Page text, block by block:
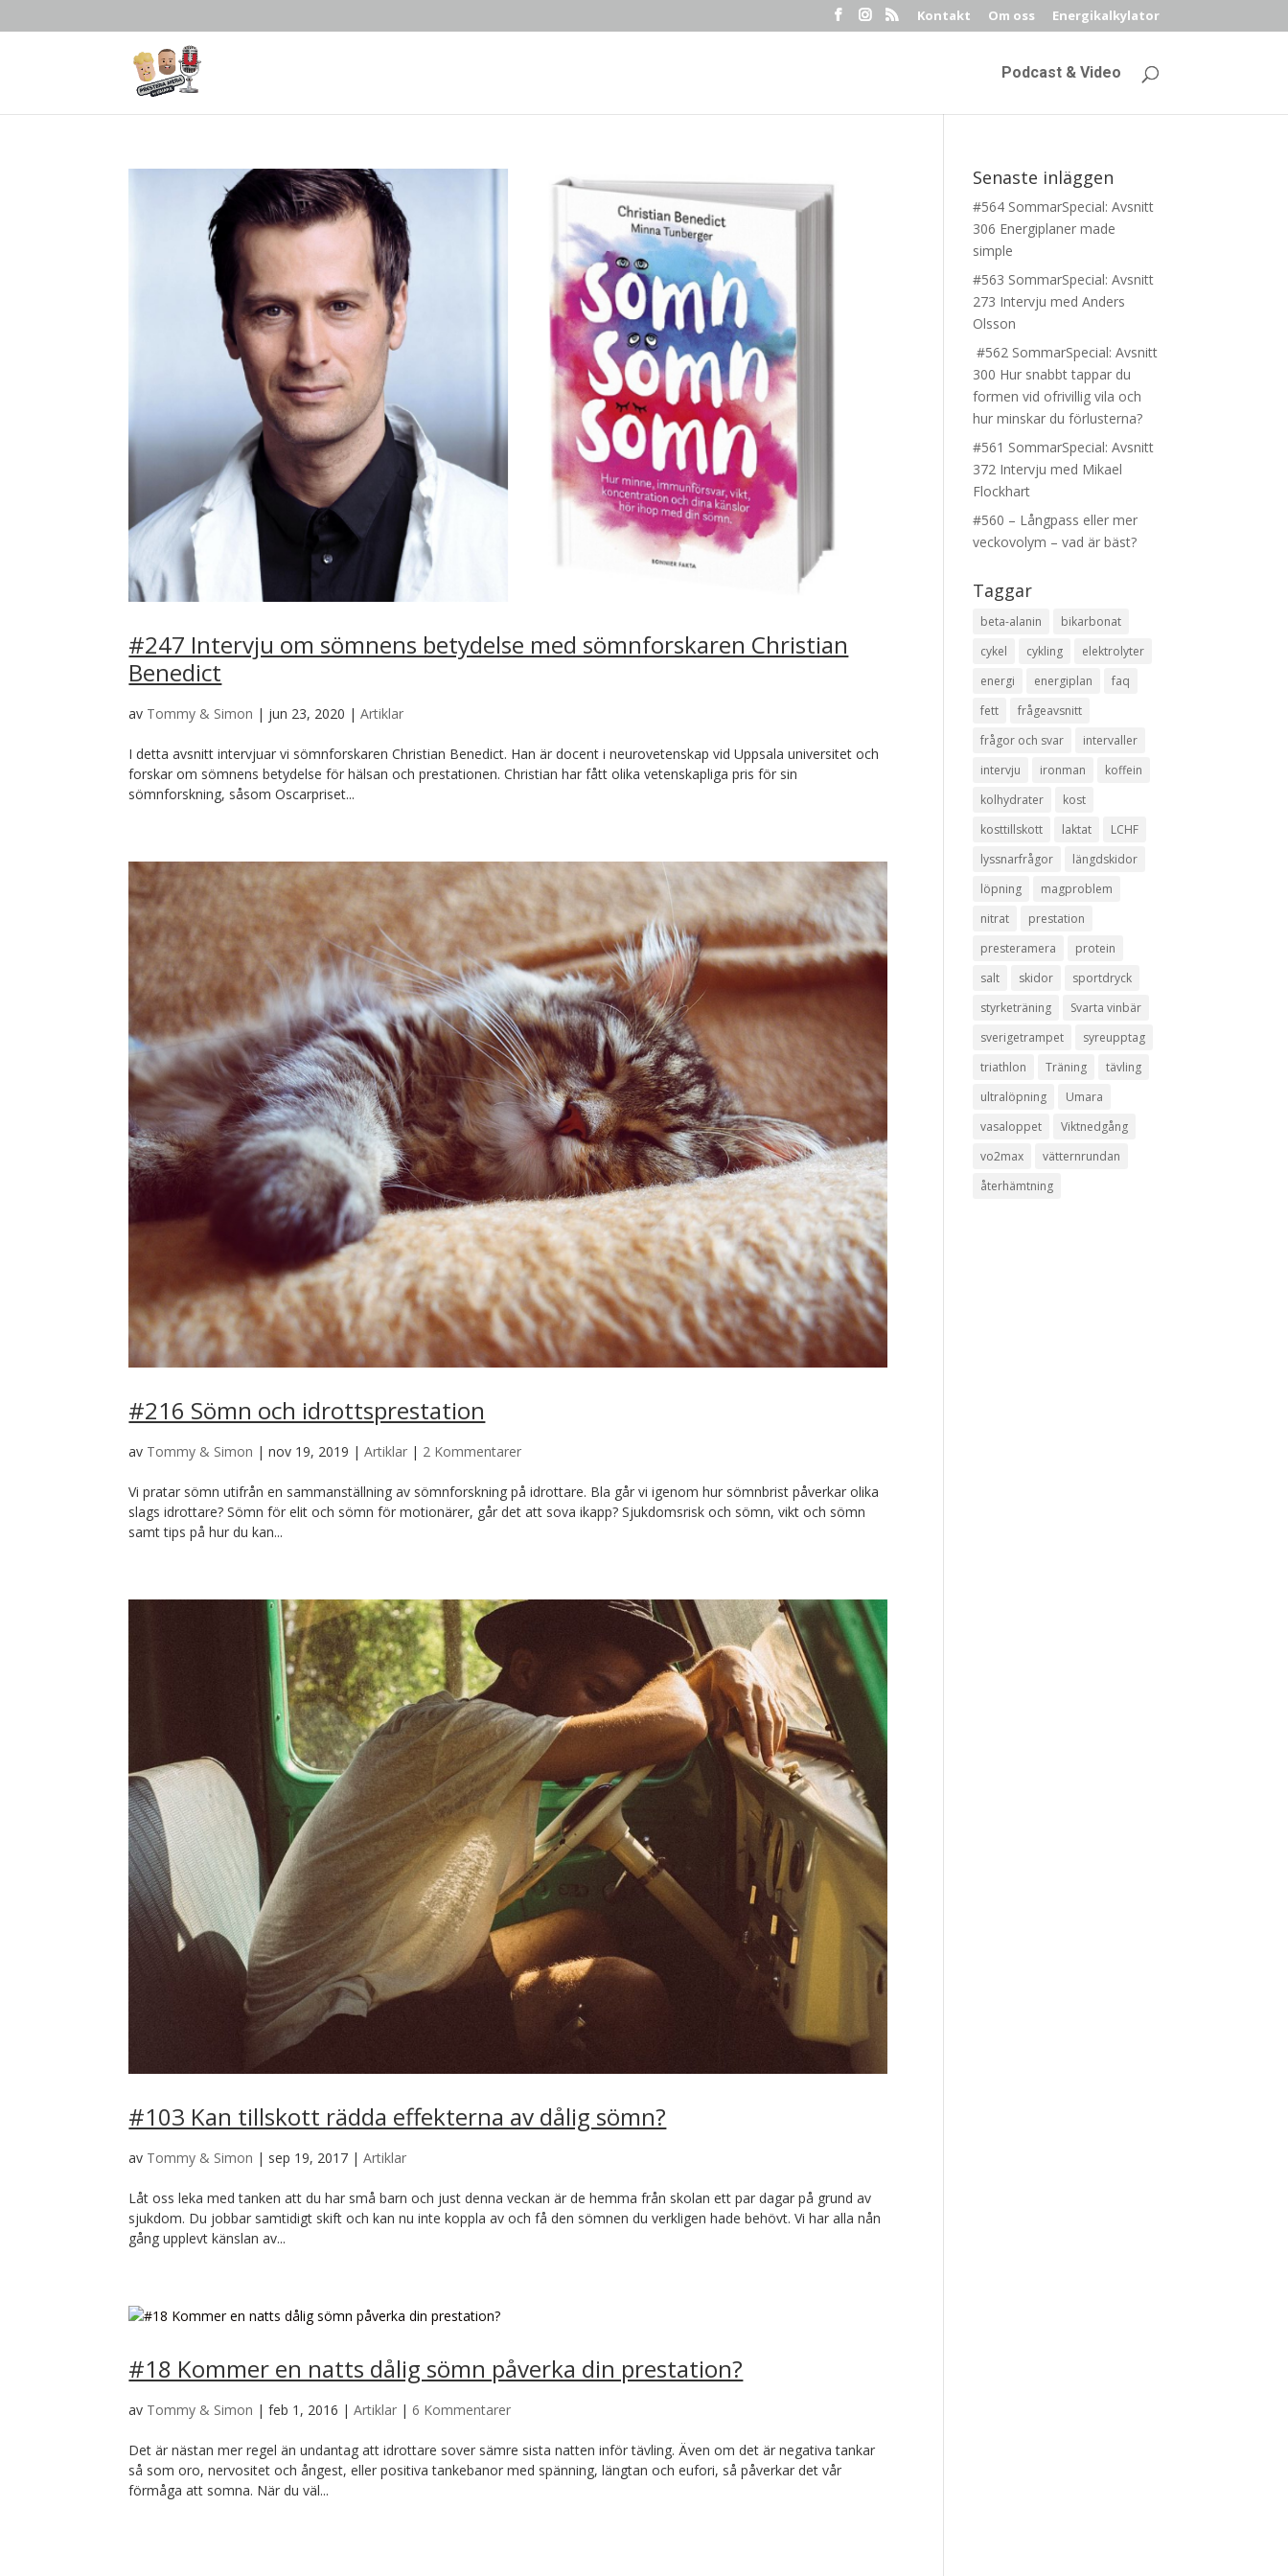
Kontakt Om oss Energikalkylator
Podcast & Video
#247 Intervju om sömnens betydelse med sömnforskaren Christian
Benedict
av Tommy & Simon | jun 23, 2020 |Artiklar
I detta avsnitt intervjuar vi sömnforskaren Christian Benedict. Han är docent i neurovetenskap vid Uppsala universitet och
forskar om sömnens betydelse för hälsan och prestationen. Christian har fått olika vetenskapliga pris för sin
sömnforskning, såsom Oscarpriset...
#216 Sömn och idrottsprestation
av Tommy & Simon |nov 19, 2019 |Artiklar | 2 Kommentarer
Vi pratar sömn utifrån en sammanställning av sömnforskning på idrottare. Bla går vi igenom hur sömnbrist påverkar olika
slags idrottare? Sömn för elit och sömn för motionärer, går det att sova ikapp? Sjukdomsrisk och sömn, vikt och sömn
samt tips på hur du kan...
#103 Kan tillskott rädda effekterna av dålig sömn?
av Tommy & Simon | sep 19, 2017 |Artiklar
Låt oss leka med tanken att du har små barn och just denna veckan är de hemma från skolan ett par dagar på grund av
sjukdom. Du jobbar samtidigt skift och kan nu inte koppla av och få den sömnen du verkligen hade behövt. Vi har alla nån
gång upplevt känslan av...
#18 Kommer en natts dålig sömn påverka din prestation?
av Tommy & Simon |feb 1, 2016 |Artiklar |6 Kommentarer
Det är nästan mer regel än undantag att idrottare sover sämre sista natten inför tävling. Även om det är negativa tankar
så som oro, nervositet och ångest, eller positiva tankebanor med spänning, längtan och eufori, så påverkar det vår
förmåga att somna. När du väl...
Senaste inläggen
#564 SommarSpecial: Avsnitt
306 Energiplaner made
simple
#563 SommarSpecial: Avsnitt
273 Intervju med Anders
Olsson
#562 SommarSpecial: Avsnitt
300 Hur snabbt tappar du
formen vid ofrivillig vila och
hur minskar du förlusterna?
#561 SommarSpecial: Avsnitt
372 Intervju med Mikael
Flockhart
#560 – Långpass eller mer
veckovolym – vad är bäst?
Taggar
beta-alanin
bikarbonat
cykel
cykling
elektrolyter
energi
energiplan
faq
fett
frågeavsnitt
frågor och svar
intervaller
intervju
ironman
koffein
kolhydrater
kost
kosttillskott
laktat
LCHF
lyssnarfrågor
längdskidor
löpning
magproblem
nitrat
prestation
presteramera
protein
salt
skidor
sportdryck
styrketräning
Svarta vinbär
sverigetrampet
syreupptag
triathlon
Träning
tävling
ultralöpning
Umara
vasaloppet
Viktnedgång
vo2max
vätternrundan
återhämtning